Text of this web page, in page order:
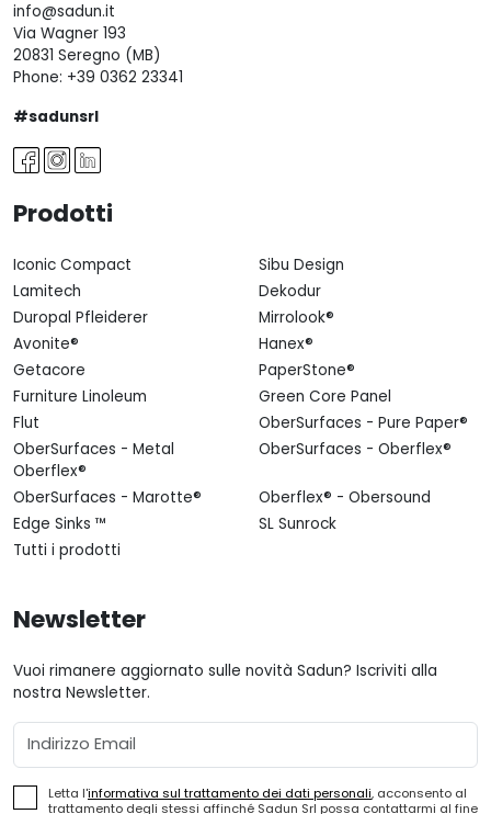
info@sadun.it
Via Wagner 193
20831 Seregno (MB)
Phone: +39 0362 23341
#sadunsrl
Prodotti
Iconic Compact
Sibu Design
Lamitech
Dekodur
Duropal Pfleiderer
Mirrolook®
Avonite®
Hanex®
Getacore
PaperStone®
Furniture Linoleum
Green Core Panel
Flut
OberSurfaces - Pure Paper®
OberSurfaces - Metal
Oberflex®
OberSurfaces - Oberflex®
OberSurfaces - Marotte®
Oberflex® - Obersound
Edge Sinks ™
SL Sunrock
Tutti i prodotti
Newsletter
Vuoi rimanere aggiornato sulle novità Sadun? Iscriviti alla
nostra Newsletter.
Email
Letta l'informativa sul trattamento dei dati personali, acconsento al
trattamento degli stessi affinché Sadun Srl possa contattarmi al fine